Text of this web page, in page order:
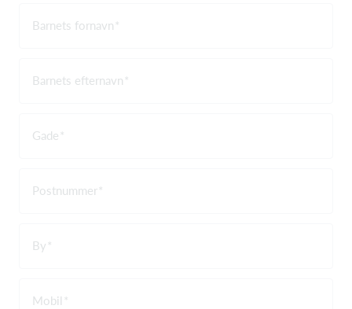
Barnets fornavn
Barnets efternavn
Gade
Postnummer
By
Mobil